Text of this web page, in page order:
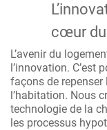
cœur du
L’avenir du
l’innovation. C’est
façons de repenser
l’habitation. Nous
technologie de la
les processus